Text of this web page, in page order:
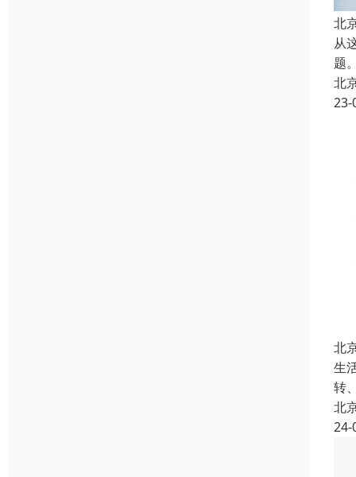
北
从
题
北
23-
北
生
转
北
24-